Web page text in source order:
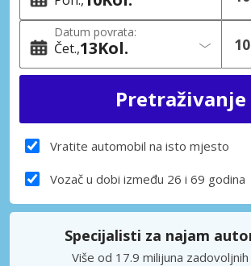
Datum povrata:
Čet. 13Kol.
Vratite automobil na isto mjesto
Vozač u dobi između 26 i 69 godina
Specijalisti za najam
Više od 17.9 milijuna zadovoljnih